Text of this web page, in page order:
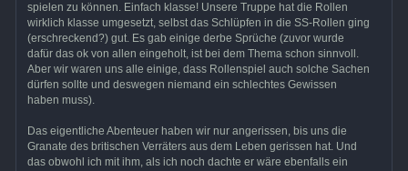
spielen zu können. Einfach klasse! Unsere Truppe hat die Rollen
wirklich klasse umgesetzt, selbst das Schlüpfen in die SS-Rollen ging
(erschreckend?) gut. Es gab einige derbe Sprüche (zuvor wurde
dafür das ok von allen eingeholt, ist bei dem Thema schon sinnvoll.
Aber wir waren uns alle einige, dass Rollenspiel auch solche Sachen
dürfen sollte und deswegen niemand ein schlechtes Gewissen
haben muss).
Das eigentliche Abenteuer haben wir nur angerissen, bis uns die
Granate des britischen Verräters aus dem Leben gerissen hat. Und
das obwohl ich mit ihm, als ich noch dachte er wäre ebenfalls ein